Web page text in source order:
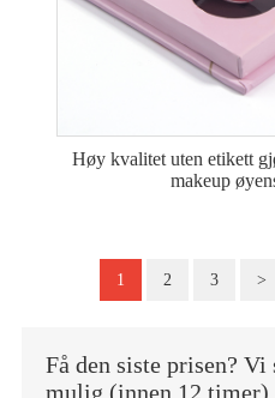
Høy kvalitet uten etikett
makeup
1 2 3 >
Få den siste prisen? Vi
mulig (innen 12 timer)